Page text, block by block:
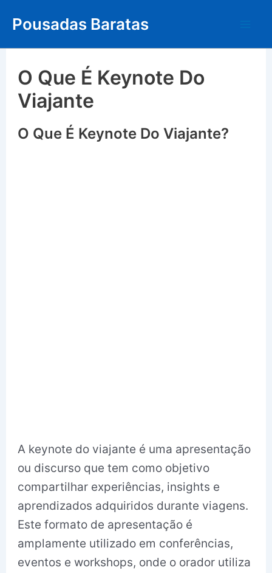
content
Pousadas Baratas
O Que É Keynote Do
Viajante
O Que É Keynote Do Viajante?
A keynote do viajante é uma apresentação
ou discurso que tem como objetivo
compartilhar experiências, insights e
aprendizados adquiridos durante viagens.
Este formato de apresentação é
amplamente utilizado em conferências,
eventos e workshops, onde o orador utiliza